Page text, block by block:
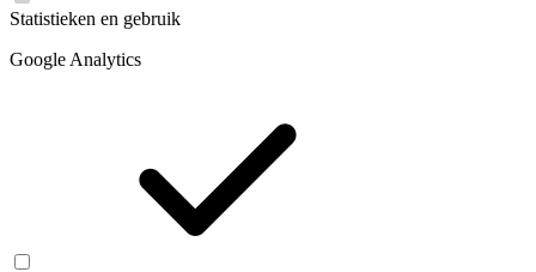
Statistieken en gebruik
Google Analytics